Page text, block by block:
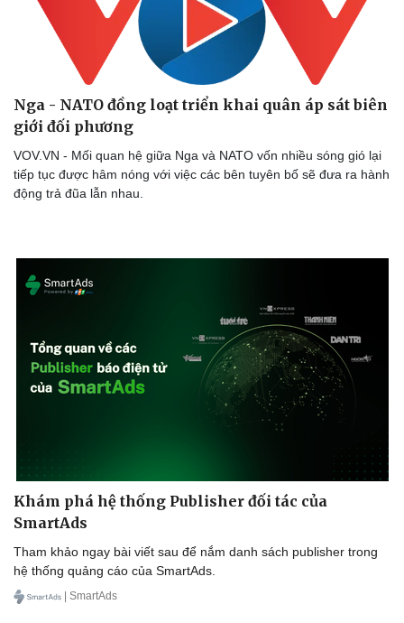
Văn hóa
Sân khấu - Điện ảnh
Âm nhạc
Di sản
Giải trí
Sao Việt
Nga - NATO đồng loạt triển khai quân áp sát biên
giới đối phương
VOV.VN - Mối quan hệ giữa Nga và NATO vốn nhiều sóng gió lại
tiếp tục được hâm nóng với việc các bên tuyên bố sẽ đưa ra hành
động trả đũa lẫn nhau.
Khám phá hệ thống Publisher đối tác của
SmartAds
Tham khảo ngay bài viết sau để nắm danh sách publisher trong
hệ thống quảng cáo của SmartAds.
| SmartAds